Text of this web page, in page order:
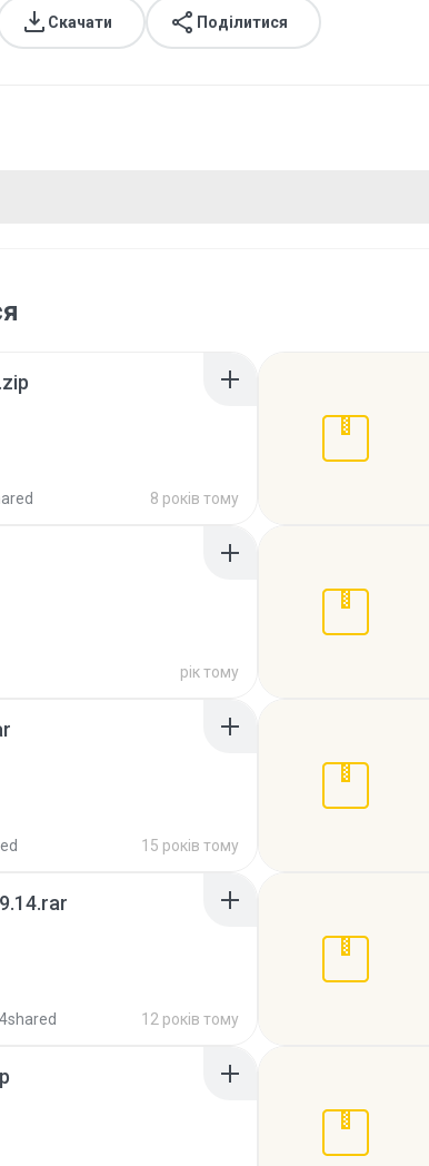
Скачати Поділитися
8 років тому
рік тому
15 років тому
12 років тому